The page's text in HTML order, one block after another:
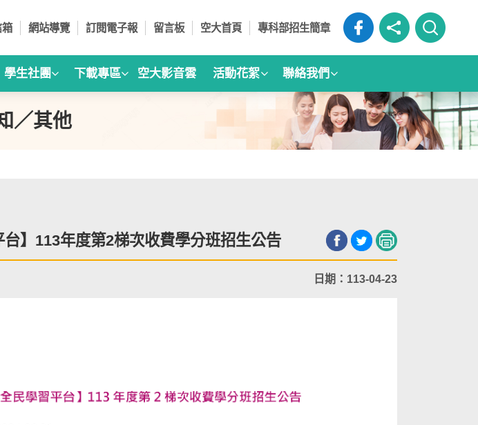
箱 網站導覽 訂閱電子報 留言板 空大首頁 專科部招生簡章
學生社團 下載專區 空大影音雲 活動花絮 聯絡我們
／其他
台】113年度第2梯次收費學分班招生公告
日期：113-04-23